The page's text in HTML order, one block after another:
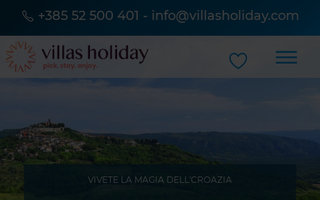
+385 52 500 401 - info@villasholiday.com
VIVETE LA MAGIA DELL'CROAZIA